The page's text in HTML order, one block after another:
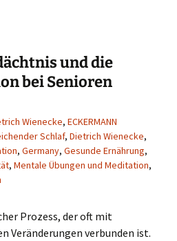
und die
bei Senioren
Wienecke, ECKERMANN
Schlaf, Dietrich Wienecke,
, Germany, Gesunde Ernährung,
, Mentale Übungen und Meditation,
Prozess, der oft mit
Veränderungen verbunden ist.